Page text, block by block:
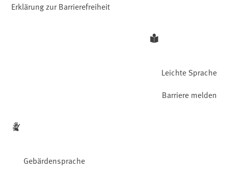
Erklärung zur Barrierefreiheit
Leichte Sprache
Gebärdensprache
Barriere melden